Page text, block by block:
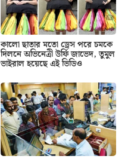
কালো ছাতার মতো ড্রেস পরে চমকে
দিলনে অভিনেত্রী উর্ফি জাভেদ, তুমুল
ভাইরাল হয়েছে এই ভিডিও